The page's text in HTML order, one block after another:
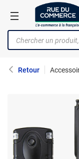
Retour